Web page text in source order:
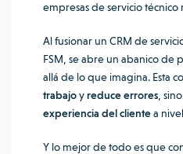
empresas de servicio técnico
Al fusionar un CRM de
FSM, se abre un abanico de
allá de lo que imagina. Esta
trabajoyreduce errores ,
experiencia del clientea
Y lo mejor de todo es que